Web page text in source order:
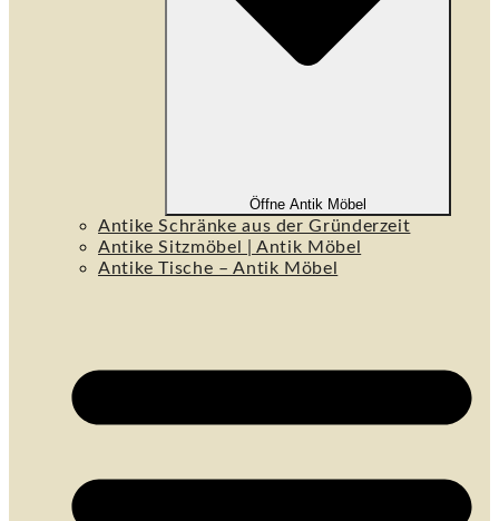
Öffne Antik Möbel
Antike Schränke aus der Gründerzeit
Antike Sitzmöbel | Antik Möbel
Antike Tische – Antik Möbel